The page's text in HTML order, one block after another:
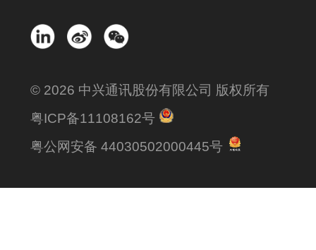
© 2026 中兴通讯股份有限公司 版权所有
粤ICP备11108162号
粤公网安备 44030502000445号